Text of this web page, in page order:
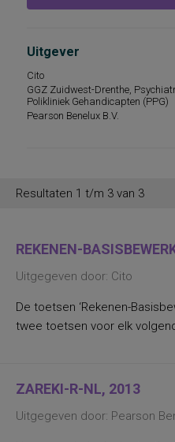
persoonlijkheidstrekken
posttraumatische stressstoornis
psychopathologie en
persoonlijkheidskenmerken
regelvaardigheid
interpersoonlijk gedrag
symptomen van
ADHD, ODD en CD
taal- en communicatieproblemen
taalvaardigheid, receptief
Nederlands leesvaardigheid,
woordenschat, Engels
Engels woordenschat, Rekenen/
Rekenen/Wiskunde en
kwaliteit van gezinsfunctioneren
taal- en rekenvaardigheden
Uitgever
Cito
GGZ Zuidwest-Drenthe,
Polikliniek Gehandicapten (PPG)
Pearson Benelux B.V.
Resultaten 1 t/m 3 van 3
REKENEN-
Uitgegeven door: Cito
De toetsen ‘Rekenen-
twee toetsen voor elk
ZAREKI-R-NL, 2013
Uitgegeven door: Pearson